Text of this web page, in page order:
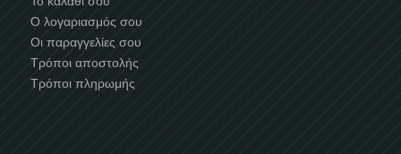
Ο λογαριασμός σου
Οι παραγγελίες σου
Τρόποι αποστολής
Τρόποι πληρωμής